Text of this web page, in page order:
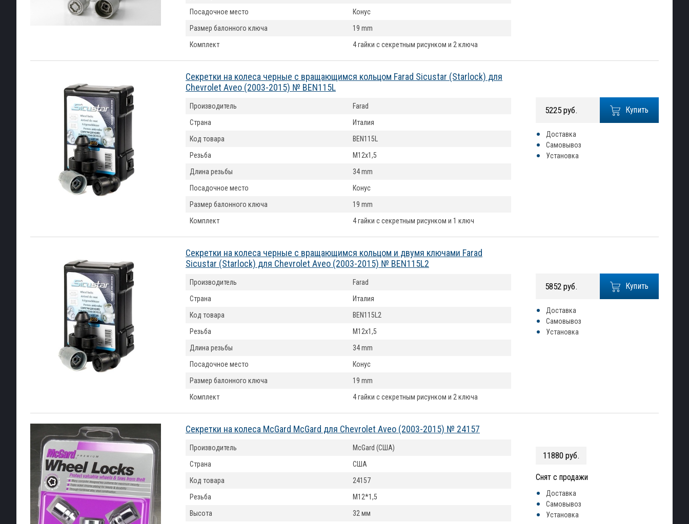
Посадочное место
Конус
Размер балонного ключа
19 mm
Комплект
4 гайки с секретным рисунком и 2 ключа
Секретки на колеса черные с вращающимся кольцом Farad Sicustar (Starlock) для
Chevrolet Aveo (2003-2015) № BEN115L
Купить
5225 руб.
Доставка
Самовывоз
Установка
Производитель
Farad
Страна
Италия
Код товара
BEN115L
Резьба
M12x1,5
Длина резьбы
34 mm
Посадочное место
Конус
Размер балонного ключа
19 mm
Комплект
4 гайки с секретным рисунком и 1 ключ
Секретки на колеса черные с вращающимся кольцом и двумя ключами Farad
Sicustar (Starlock) для Chevrolet Aveo (2003-2015) № BEN115L2
Купить
5852 руб.
Доставка
Самовывоз
Установка
Производитель
Farad
Страна
Италия
Код товара
BEN115L2
Резьба
M12x1,5
Длина резьбы
34 mm
Посадочное место
Конус
Размер балонного ключа
19 mm
Комплект
4 гайки с секретным рисунком и 2 ключа
Секретки на колеса McGard McGard для Chevrolet Aveo (2003-2015) № 24157
11880 руб.
Снят с продажи
Доставка
Самовывоз
Установка
Производитель
McGard (США)
Страна
США
Код товара
24157
Резьба
М12*1,5
Высота
32 мм